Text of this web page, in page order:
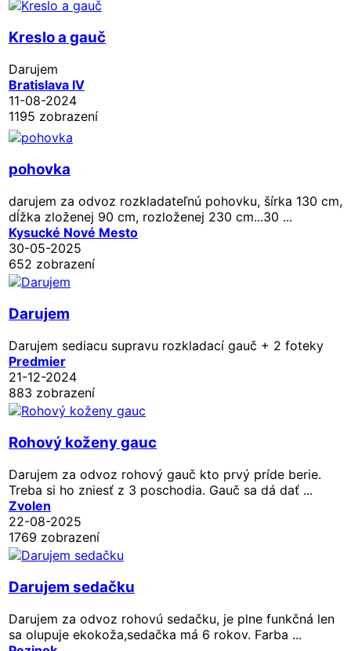
Kreslo a gauč
Darujem
Bratislava IV
11-08-2024
1195 zobrazení
pohovka
darujem za odvoz rozkladateľnú pohovku, šírka 130 cm,
dĺžka zloženej 90 cm, rozloženej 230 cm...30 ...
Kysucké Nové Mesto
30-05-2025
652 zobrazení
Darujem
Darujem sediacu supravu rozkladací gauč + 2 foteky
Predmier
21-12-2024
883 zobrazení
Rohový koženy gauc
Darujem za odvoz rohový gauč kto prvý príde berie.
Treba si ho zniesť z 3 poschodia. Gauč sa dá dať ...
Zvolen
22-08-2025
1769 zobrazení
Darujem sedačku
Darujem za odvoz rohovú sedačku, je plne funkčná len
sa olupuje ekokoža,sedačka má 6 rokov. Farba ...